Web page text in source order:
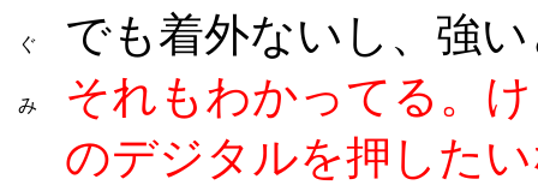
ぐ でも着外ないし、強
み
それもわかってる。
のデジタルを押した